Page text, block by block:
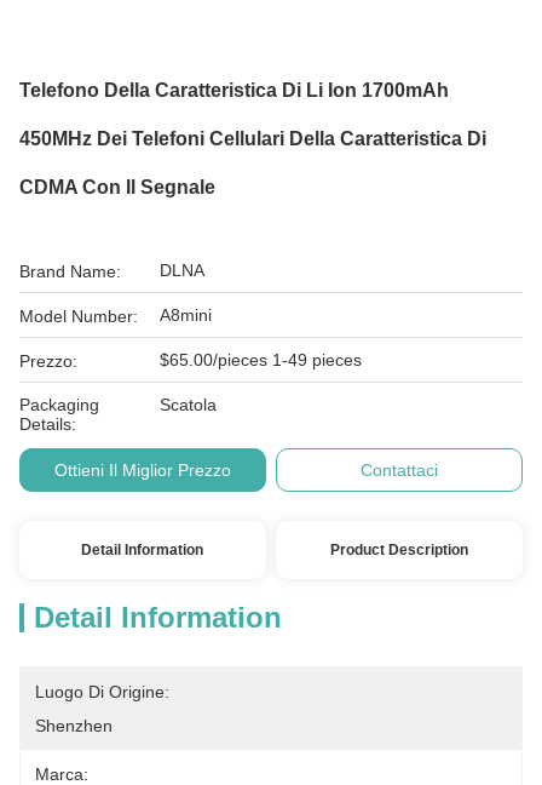
Telefono Della Caratteristica Di Li Ion 1700mAh
450MHz Dei Telefoni Cellulari Della Caratteristica Di
CDMA Con Il Segnale
Brand Name: DLNA
Model Number: A8mini
Prezzo: $65.00/pieces 1-49 pieces
Packaging
Details:
Scatola
Ottieni Il Miglior Prezzo Contattaci
Detail Information Product Description
Detail Information
Luogo Di Origine:
Shenzhen
Marca: